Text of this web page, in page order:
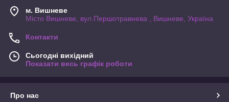
м. Вишневе
Місто Вишневе, вул.Першотравнева , Вишневе, Україна
Контакти
Сьогодні вихідний
Показати весь графік роботи
Про нас